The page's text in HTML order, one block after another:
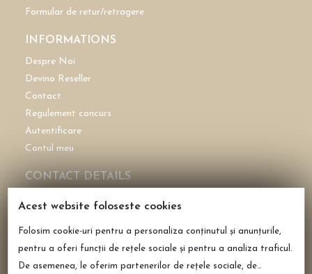
Formular de retur/retragere
INFORMATIONS
Despre Noi
Devino Reseller
Contact
Regulement concurs
Autentificare
Contul meu
CONTACT DETAILS
Reg. Com. J40/2158/2021
0735 108 675
office@cashmerearoma.ro
Acest website foloseste cookies
Folosim cookie-uri pentru a personaliza conținutul și anunțurile,
pentru a oferi funcții de rețele sociale și pentru a analiza traficul.
De asemenea, le oferim partenerilor de rețele sociale, de